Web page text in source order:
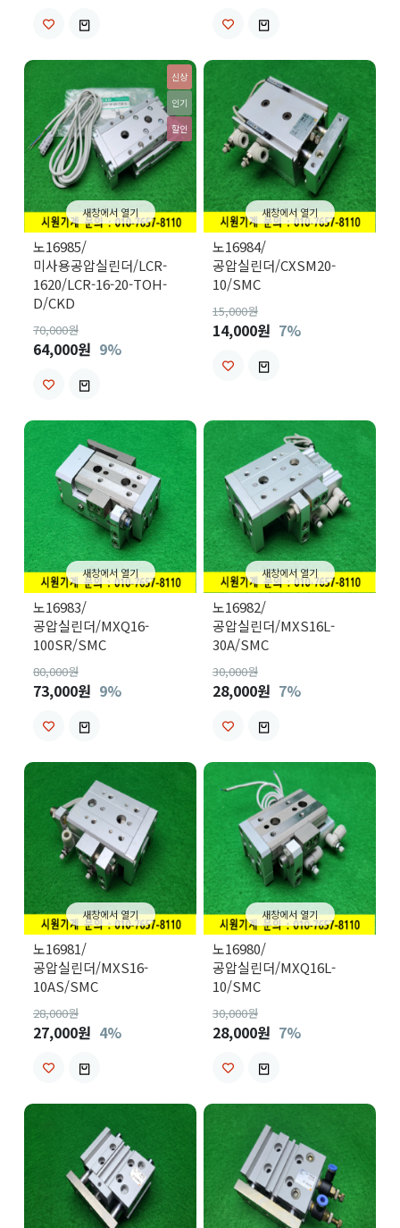
신상
인기
할인
새창에서 열기
노16985/
미사용공압실린더/LCR-
1620/LCR-16-20-TOH-
D/CKD
70,000원
64,000원 9%
새창에서 열기
노16984/
공압실린더/CXSM20-
10/SMC
15,000원
14,000원 7%
새창에서 열기
노16983/
공압실린더/MXQ16-
100SR/SMC
80,000원
73,000원 9%
새창에서 열기
노16982/
공압실린더/MXS16L-
30A/SMC
30,000원
28,000원 7%
새창에서 열기
노16981/
공압실린더/MXS16-
10AS/SMC
28,000원
27,000원 4%
새창에서 열기
노16980/
공압실린더/MXQ16L-
10/SMC
30,000원
28,000원 7%